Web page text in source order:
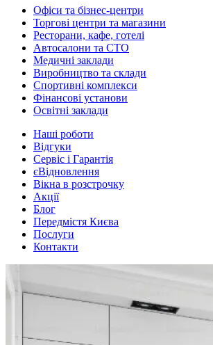
Офіси та бізнес-центри
Торгові центри та магазини
Ресторани, кафе, готелі
Автосалони та СТО
Медичні заклади
Виробництво та склади
Спортивні комплекси
Фінансові установи
Освітні заклади
Наші роботи
Відгуки
Сервіс і Гарантія
єВідновлення
Вікна в розстрочку
Акції
Блог
Передмістя Києва
Послуги
Контакти